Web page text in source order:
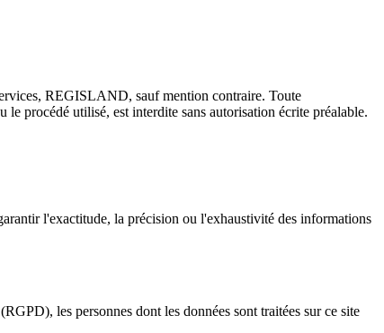
REGISLAND, sauf mention contraire. Toute
procédé utilisé, est interdite sans autorisation écrite préalable.
l'exactitude, la précision ou l'exhaustivité des informations
les personnes dont les données sont traitées sur ce site